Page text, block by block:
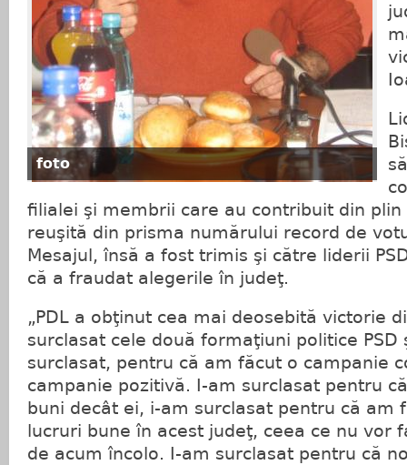
foto
filialei şi membrii care au contribuit din plin
reuşită din prisma numărului record de
Mesajul, însă a fost trimis şi către liderii
că a fraudat alegerile în judeţ.
„PDL a obţinut cea mai deosebită victorie
surclasat cele două formaţiuni politice PSD
surclasat, pentru că am făcut o campanie
campanie pozitivă. I-am surclasat pentru
buni decât ei, i-am surclasat pentru că am
lucruri bune în acest judeţ, ceea ce nu vor
de acum încolo. I-am surclasat pentru că